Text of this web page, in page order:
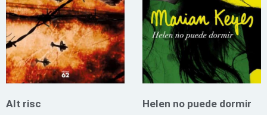
Alt risc Helen no puede dormir